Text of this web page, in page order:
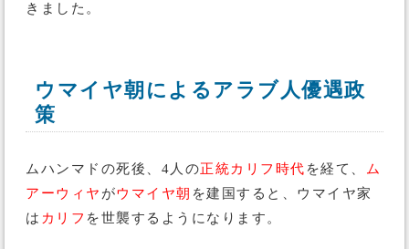
きました。
ウマイヤ朝によるアラブ人優遇政
策
ムハンマドの死後、4人の正統カリフ時代 を経て、
ム
アーウィヤ がウマイヤ朝 を建国すると、ウマイヤ家
は カリフ を世襲するようになります。